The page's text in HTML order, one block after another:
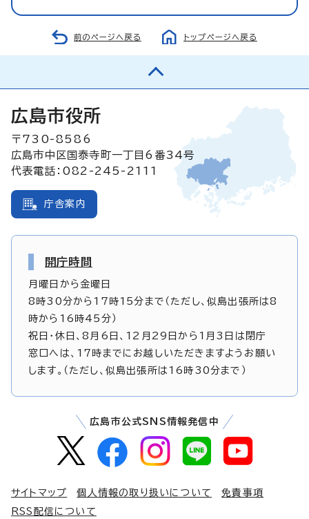
前のページへ戻る トップページへ戻る
広島市役所
〒730-8586
広島市中区国泰寺町一丁目6番34号
代表電話：082-245-2111
庁舎案内
開庁時間
月曜日から金曜日
8時30分から17時15分まで（ただし、似島出張所は8
時から16時45分）
祝日・休日、8月6日、12月29日から1月3日は閉庁
窓口へは、17時までにお越しいただきますようお願い
します。（ただし、似島出張所は16時30分まで）
広島市公式SNS情報発信中
サイトマップ 個人情報の取り扱いについて
免責事項
RSS配信について